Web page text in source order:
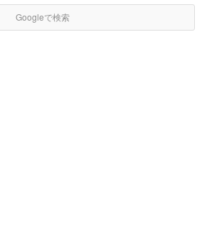
Googleで検索